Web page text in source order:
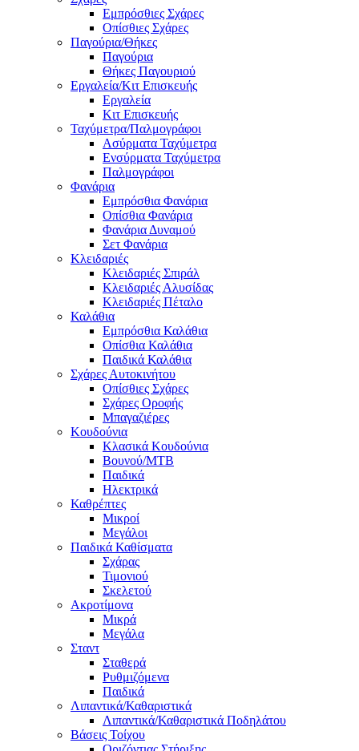
Εμπρόσθιες Σχάρες
Οπίσθιες Σχάρες
Παγούρια/Θήκες
Παγούρια
Θήκες Παγουριού
Εργαλεία/Κιτ Επισκευής
Εργαλεία
Κιτ Επισκευής
Ταχύμετρα/Παλμογράφοι
Ασύρματα Ταχύμετρα
Ενσύρματα Ταχύμετρα
Παλμογράφοι
Φανάρια
Εμπρόσθια Φανάρια
Οπίσθια Φανάρια
Φανάρια Δυναμού
Σετ Φανάρια
Κλειδαριές
Κλειδαριές Σπιράλ
Κλειδαριές Αλυσίδας
Κλειδαριές Πέταλο
Καλάθια
Εμπρόσθια Καλάθια
Οπίσθια Καλάθια
Παιδικά Καλάθια
Σχάρες Αυτοκινήτου
Οπίσθιες Σχάρες
Σχάρες Οροφής
Μπαγαζιέρες
Κουδούνια
Κλασικά Κουδούνια
Βουνού/MTB
Παιδικά
Ηλεκτρικά
Καθρέπτες
Μικροί
Μεγάλοι
Παιδικά Καθίσματα
Σχάρας
Τιμονιού
Σκελετού
Ακροτίμονα
Μικρά
Μεγάλα
Σταντ
Σταθερά
Ρυθμιζόμενα
Παιδικά
Λιπαντικά/Καθαριστικά
Λιπαντικά/Καθαριστικά Ποδηλάτου
Βάσεις Τοίχου